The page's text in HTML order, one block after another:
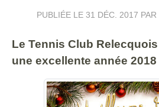
PUBLIÉE LE 31 DÉC. 2017 PAR
Le Tennis Club
une excellente année 2018